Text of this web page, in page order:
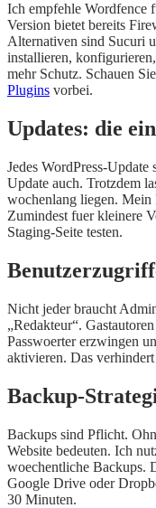
Ich empfehle Wordfence
Version bietet bereits
Alternativen sind Sucuri
installieren,
mehr Schutz. Schauen
Plugins vorbei.
Updates: die
Jedes WordPress-Update
Update auch. Trotzdem
wochenlang liegen. Mein
Zumindest fuer kleinere
Staging-Seite testen.
Nicht jeder braucht
„Redakteur“.
Passwoerter erzwingen
aktivieren. Das
Backup-
Backups sind Pflicht.
Website bedeuten. Ich
woechentliche Backups.
Google Drive oder
30 Minuten.